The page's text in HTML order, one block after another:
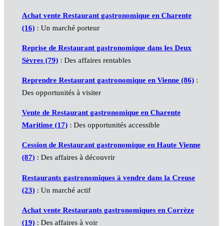
Achat vente Restaurant gastronomique en Charente
(16): Un marché porteur
Reprise de Restaurant gastronomique dans les Deux
Sèvres (79): Des affaires rentables
Reprendre Restaurant gastronomique en Vienne (86):
Des opportunités à visiter
Vente de Restaurant gastronomique en Charente
Maritime (17): Des opportunités accessible
Cession de Restaurant gastronomique en Haute Vienne
(87): Des affaires à découvrir
Restaurants gastronomiques à vendre dans la Creuse
(23): Un marché actif
Achat vente Restaurants gastronomiques en Corrèze
(19): Des affaires à voir